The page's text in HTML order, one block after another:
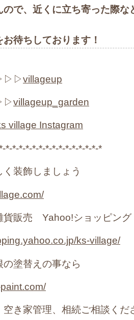
ので、近くに立ち寄った際な
待ちしております！
▷▷▷villageup
villageup_garden
village Instagram
*-*-*-*-*-*-*-*-*-*-*-*-*-*-*
装飾しましょう
貨販売 Yahoo!ショッピング
ks-village/
塗替えの事なら
き家管理、相続ご相談くだ